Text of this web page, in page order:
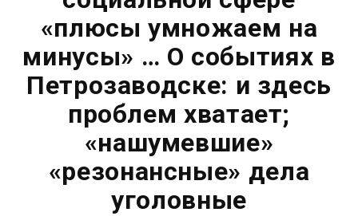
«плюсы умножаем на
минусы» … О событиях в
Петрозаводске: и здесь
проблем хватает;
«нашумевшие»
«резонансные» дела
уголовные